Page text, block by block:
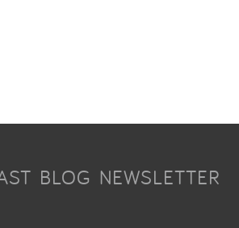
BLOG NEWSLETTER